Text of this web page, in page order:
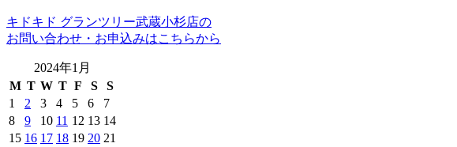
キドキド グランツリー武蔵小杉店の
お問い合わせ・お申込みはこちらから
2024年1月
M T W T F S
S
1
2 3 4 5 6
7
8
9 10 11 12 13 14
15 16 17 18 19 20 21